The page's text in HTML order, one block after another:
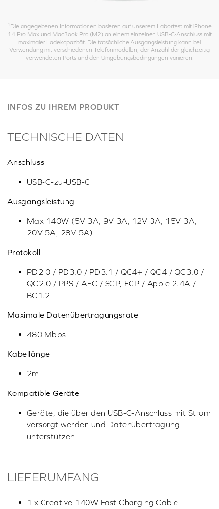
1 Die angegebenen Informationen basieren auf unserem Labortest mit iPhone
14 Pro Max und MacBook Pro (M2) an einem einzelnen USB-C-Anschluss mit
maximaler Ladekapazität. Die tatsächliche Ausgangsleistung kann bei
Verwendung mit verschiedenen Telefonmodellen, der Anzahl der gleichzeitig
verwendeten Ports und den Umgebungsbedingungen variieren.
INFOS ZU IHREM PRODUKT
TECHNISCHE DATEN
Anschluss
USB-C-zu-USB-C
Ausgangsleistung
Max 140W (5V 3A, 9V 3A, 12V 3A, 15V 3A,
20V 5A, 28V 5A)
Protokoll
PD2.0 / PD3.0 / PD3.1 / QC4+ / QC4 / QC3.0 /
QC2.0 / PPS / AFC / SCP, FCP / Apple 2.4A /
BC1.2
Maximale Datenübertragungsrate
480 Mbps
Kabellänge
2m
Kompatible Geräte
Geräte, die über den USB-C-Anschluss mit Strom
versorgt werden und Datenübertragung
unterstützen
LIEFERUMFANG
1 x Creative 140W Fast Charging Cable